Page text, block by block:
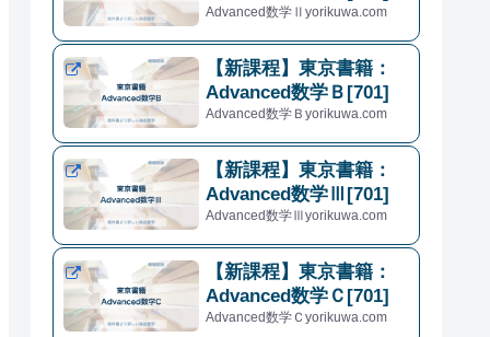
Advanced数学Ⅱyorikuwa.com
【新課程】東京書籍：
Advanced数学Ｂ[701]
Advanced数学Ｂyorikuwa.com
【新課程】東京書籍：
Advanced数学Ⅲ[701]
Advanced数学Ⅲyorikuwa.com
【新課程】東京書籍：
Advanced数学Ｃ[701]
Advanced数学Ｃyorikuwa.com